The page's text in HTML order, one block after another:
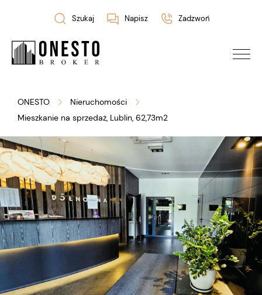
Szukaj Napisz Zadzwoń
ONESTO
Nieruchomości
Mieszkanie na sprzedaż, Lublin, 62,73m2